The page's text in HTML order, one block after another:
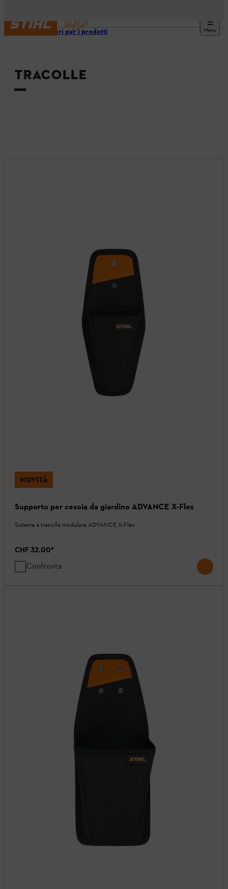
Menu
Accessori per i prodotti
TRACOLLE
NOVITÀ
Supporto per cesoia da giardino ADVANCE X-Flex
Sistema a tracolla modulare ADVANCE X-Flex
CHF 32.00*
Confronta